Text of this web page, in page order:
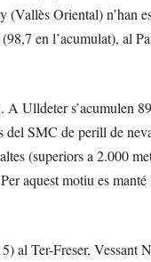
(Vallès Oriental) n’han
en l’acumulat), al
Ulldeter s’acumulen
SMC de perill de
(superiors a 2.000
aquest motiu es
al Ter-Freser, Vessant